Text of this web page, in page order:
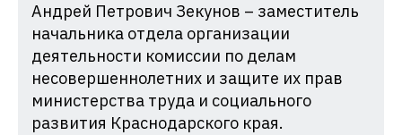
Андрей Петрович Зекунов – заместитель
начальника отдела организации
деятельности комиссии по делам
несовершеннолетних и защите их прав
министерства труда и социального
развития Краснодарского края.